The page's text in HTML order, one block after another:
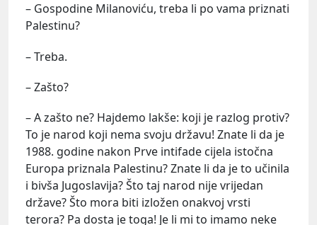
– Gospodine Milanoviću, treba li po vama priznati
Palestinu?
– Treba.
– Zašto?
– A zašto ne? Hajdemo lakše: koji je razlog protiv?
To je narod koji nema svoju državu! Znate li da je
1988. godine nakon Prve intifade cijela istočna
Europa priznala Palestinu? Znate li da je to učinila
i bivša Jugoslavija? Što taj narod nije vrijedan
države? Što mora biti izložen onakvoj vrsti
terora? Pa dosta je toga! Je li mi to imamo neke